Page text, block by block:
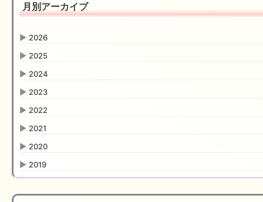
月別アーカイブ
▶ 2026
▶ 2025
▶ 2024
▶ 2023
▶ 2022
▶ 2021
▶ 2020
▶ 2019